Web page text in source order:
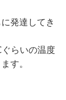
発達してき
らいの温度
す。